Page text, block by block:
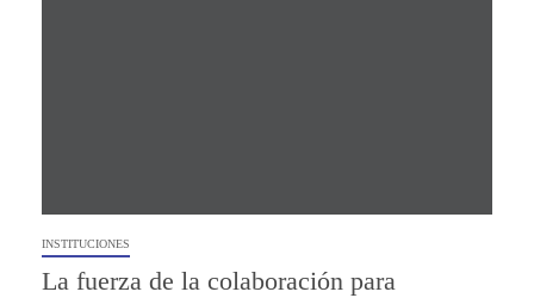
INSTITUCIONES
La fuerza de la colaboración para